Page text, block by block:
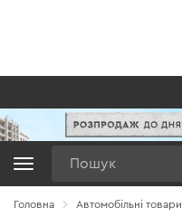
Головна Автомобільні товари